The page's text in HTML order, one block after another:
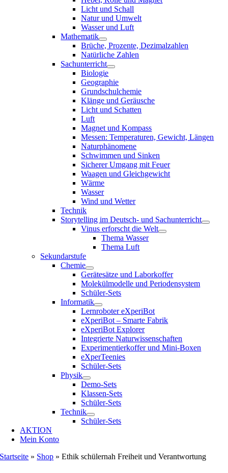
Licht und Schall
Natur und Umwelt
Wasser und Luft
Mathematik
Brüche, Prozente, Dezimalzahlen
Natürliche Zahlen
Sachunterricht
Biologie
Geographie
Grundschulchemie
Klänge und Geräusche
Licht und Schatten
Luft
Magnet und Kompass
Messen: Temperaturen, Gewicht, Längen
Naturphänomene
Schwimmen und Sinken
Sicherer Umgang mit Feuer
Waagen und Gleichgewicht
Wärme
Wasser
Wind und Wetter
Technik
Storytelling im Deutsch- und Sachunterricht
Vinus erforscht die Welt
Thema Wasser
Thema Luft
Sekundarstufe
Chemie
Gerätesätze und Laborkoffer
Molekülmodelle und Periodensystem
Schüler-Sets
Informatik
Lernroboter eXperiBot
eXperiBot – Smarte Fabrik
eXperiBot Explorer
Integrierte Naturwissenschaften
Experimentierkoffer und Mini-Boxen
eXperTeenies
Schüler-Sets
Physik
Demo-Sets
Klassen-Sets
Schüler-Sets
Technik
Schüler-Sets
AKTION
Mein Konto
Startseite » Shop »Ethik schülernah Freiheit und Verantwortung